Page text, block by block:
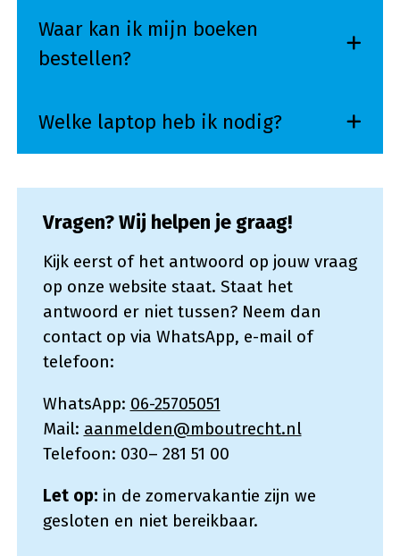
Waar kan ik mijn boeken
bestellen?
Welke laptop heb ik nodig?
Vragen? Wij helpen je graag!
Kijk eerst of het antwoord op jouw vraag
op onze website staat. Staat het
antwoord er niet tussen? Neem dan
contact op via WhatsApp, e-mail of
telefoon:
WhatsApp: 06-25705051
Mail: aanmelden@mboutrecht.nl
Telefoon: 030– 281 51 00
Let op: in de zomervakantie zijn we
gesloten en niet bereikbaar.